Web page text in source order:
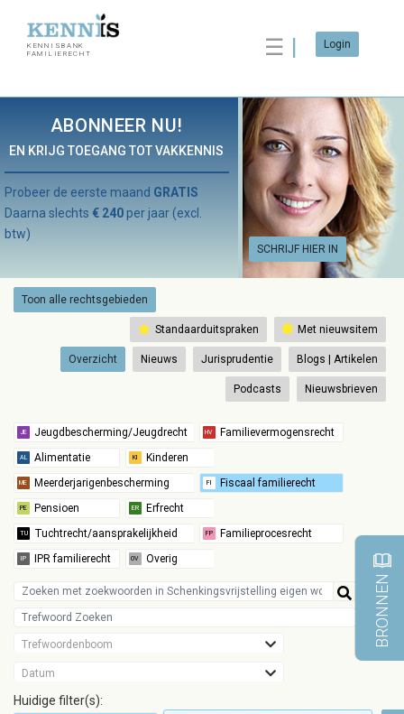
KENNISBANK
FAMILIERECHT
☰ Login
ABONNEER NU!
EN KRIJG TOEGANG TOT VAKKENNIS
SCHRIJF HIER IN
Probeer de eerste maand GRATIS
Daarna slechts € 240 per jaar (excl.
btw)
Toon alle rechtsgebieden
Standaarduitspraken Met nieuwsitem
Overzicht Nieuws Jurisprudentie Blogs | Artikelen
Podcasts Nieuwsbrieven
Trefwoordenboom
Datum
Huidige filter(s):
BRONNEN